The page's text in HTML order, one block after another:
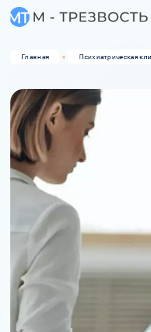
Главная Психиатрическая